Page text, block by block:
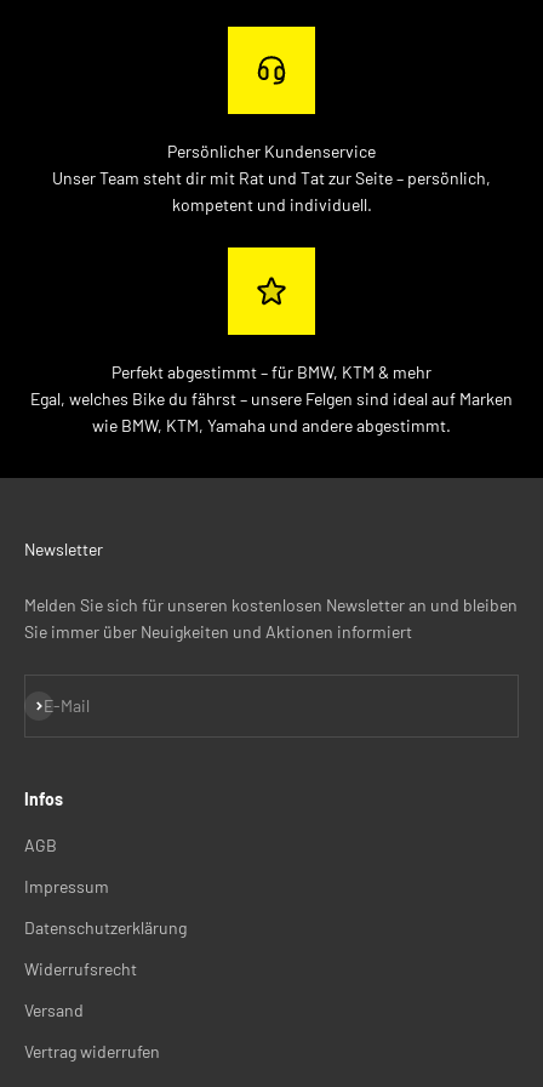
Persönlicher Kundenservice
Unser Team steht dir mit Rat und Tat zur Seite – persönlich,
kompetent und individuell.
Perfekt abgestimmt – für BMW, KTM & mehr
Egal, welches Bike du fährst – unsere Felgen sind ideal auf Marken
wie BMW, KTM, Yamaha und andere abgestimmt.
Newsletter
Melden Sie sich für unseren kostenlosen Newsletter an und bleiben
Sie immer über Neuigkeiten und Aktionen informiert
E-Mail
Abonnieren
Infos
AGB
Impressum
Datenschutzerklärung
Widerrufsrecht
Versand
Vertrag widerrufen